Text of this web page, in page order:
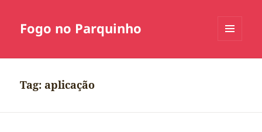
Fogo no Parquinho
Tag:aplicação